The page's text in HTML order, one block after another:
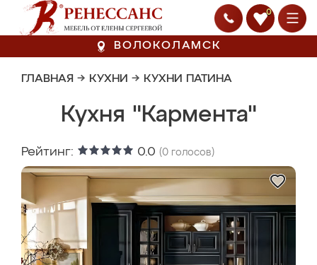
0
ВОЛОКОЛАМСК
ГЛАВНАЯ → КУХНИ → КУХНИ ПАТИНА
Кухня "Кармента"
Рейтинг: 0.0 (0 голосов)